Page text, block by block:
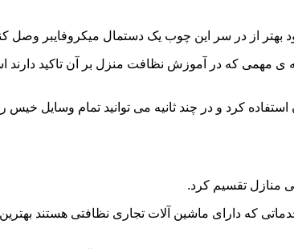
ی مهمی که در آموزش نظافت منزل بر آن تاکید دارند
کرد و در چند ثانیه می توانید تمام وسایل
منازل تقسیم کرد.
که دارای ماشین آلات تجاری نظافتی هستند